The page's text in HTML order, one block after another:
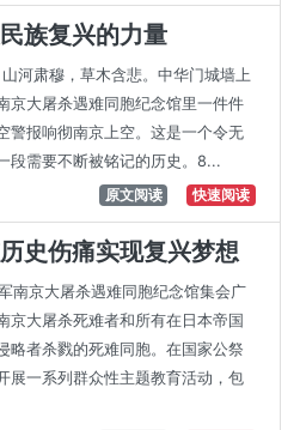
族复兴的力量
河肃穆，草木含悲。中华门城墙上
京大屠杀遇难同胞纪念馆里一件件
警报响彻南京上空。这是一个令无
段需要不断被铭记的历史。8...
原文阅读 快速阅读
史伤痛实现复兴梦想
南京大屠杀遇难同胞纪念馆集会广
京大屠杀死难者和所有在日本帝国
略者杀戮的死难同胞。在国家公祭
展一系列群众性主题教育活动，包